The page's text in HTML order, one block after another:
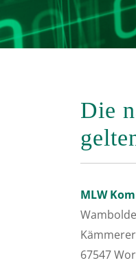
Die
MLW
67547